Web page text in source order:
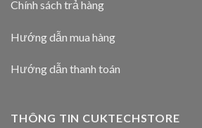
Chính sách trả hàng
Hướng dẫn mua hàng
Hướng dẫn thanh toán
THÔNG TIN CUKTECHSTORE